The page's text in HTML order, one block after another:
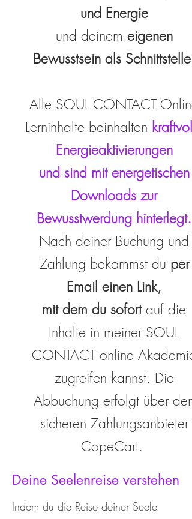
und Energie
und deinem eigenen
Bewusstsein als Schnittstelle
Alle SOUL CONTACT Online
Lerninhalte beinhalten
Energieaktivierungen
und sind mit energetischen
Downloads zur
Bewusstwerdung hinterlegt.
Nach deiner Buchung und
Zahlung bekommst du per
Email einen Link,
mit dem du sofortauf die
Inhalte in meiner SOUL
CONTACT online Akademie
zugreifen kannst. Die
Abbuchung erfolgt über den
sicheren Zahlungsanbieter
CopeCart.
Deine Seelenreise verstehen
Indem du die Reise deiner Seele